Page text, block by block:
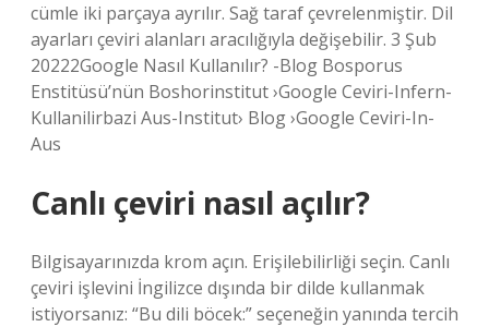
cümle iki parçaya ayrılır. Sağ taraf çevrelenmiştir. Dil
ayarları çeviri alanları aracılığıyla değişebilir. 3 Şub
20222Google Nasıl Kullanılır? -Blog Bosporus
Enstitüsü’nün Boshorinstitut ›Google Ceviri-Infern-
Kullanilirbazi Aus-Institut› Blog ›Google Ceviri-In-
Aus
Canlı çeviri nasıl açılır?
Bilgisayarınızda krom açın. Erişilebilirliği seçin. Canlı
çeviri işlevini İngilizce dışında bir dilde kullanmak
istiyorsanız: “Bu dili böcek:” seçeneğin yanında tercih